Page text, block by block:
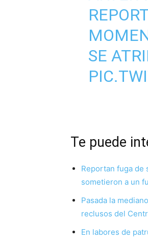
SE
Te puede
Reportan fuga de
sometieron a un
Pasada la
reclusos del
En labores de